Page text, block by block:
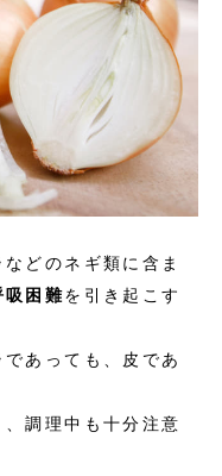
どのネギ類に含ま
吸困難を引き起こす
あっても、皮であ
調理中も十分注意